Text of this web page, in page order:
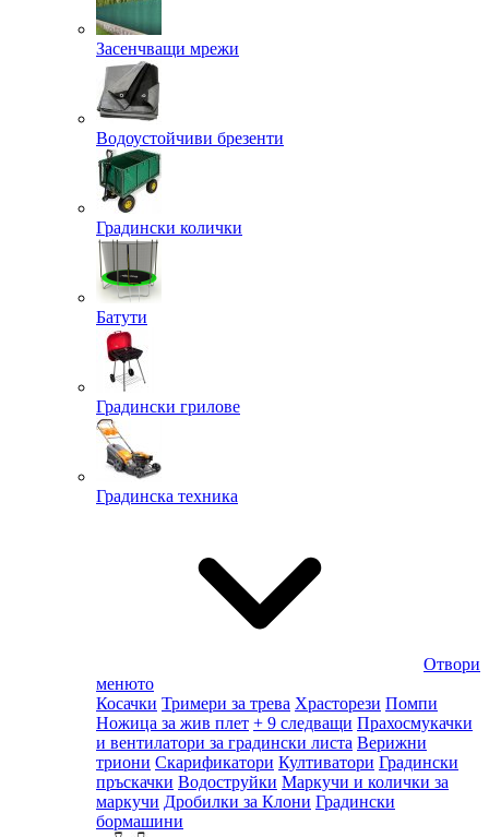
Засенчващи мрежи
Водоустойчиви брезенти
Градински колички
Батути
Градински грилове
Градинска техника
Отвори
менюто
Косачки Тримери за трева Храсторези Помпи
Ножица за жив плет + 9 следващи Прахосмукачки
и вентилатори за градински листа Верижни
триони Скарификатори Култиватори Градински
пръскачки Водоструйки Маркучи и колички за
маркучи Дробилки за Клони Градински
бормашини